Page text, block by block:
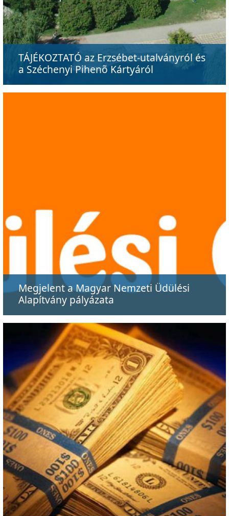
TÁJÉKOZTATÓ az Erzsébet-utalványról és
a Széchenyi Pihenõ Kártyáról
Megjelent a Magyar Nemzeti Üdülési
Alapítvány pályázata